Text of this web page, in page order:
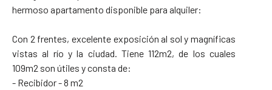
hermoso apartamento disponible para alquiler:
Con 2 frentes, excelente exposición al sol y magníficas
vistas al río y la ciudad. Tiene 112m2, de los cuales
109m2 son útiles y consta de:
- Recibidor - 8 m2